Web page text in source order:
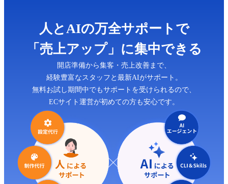
人とAIの万全サポートで
「売上アップ」に集中できる
開店準備から集客・売上改善まで、
経験豊富なスタッフと最新AIがサポート。
無料お試し期間中でもサポートを受けられるので、
ECサイト運営が初めての方も安心です。